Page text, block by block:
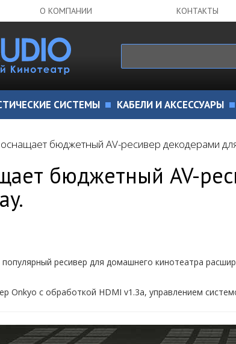
О КОМПАНИИ КОНТАКТЫ
СИСТЕМЫ КАБЕЛИ И АКСЕССУАРЫ
бюджетный AV-ресивер декодерами
бюджетный AV-
популярный ресивер для домашнего кинотеатра
Onkyo с обработкой HDMI v1.3a, управлением